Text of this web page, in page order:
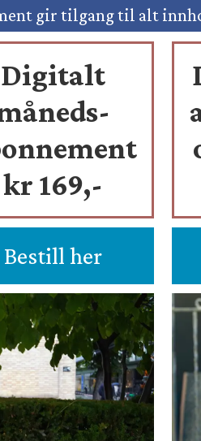
gir tilgang til alt
Digitalt
kr 169,-
Bestill her